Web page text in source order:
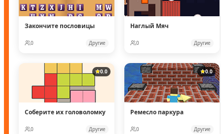
Закончите пословицы
0 Другие
Наглый Мяч
0 Другие
0.0
Соберите их головоломку
0 Другие
0.0
Ремесло паркура
0 Другие